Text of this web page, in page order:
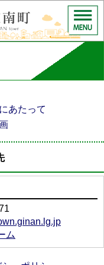
あたって
ム